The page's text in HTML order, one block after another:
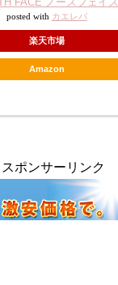
posted with カエレバ
楽天市場
Amazon
スポンサーリンク